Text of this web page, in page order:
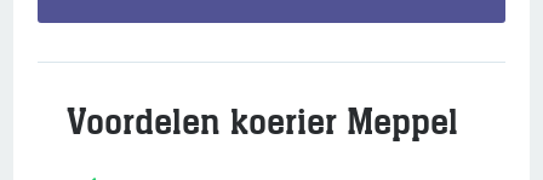
Voordelen koerier Meppel